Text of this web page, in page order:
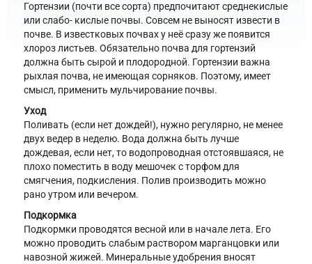
Гортензии (почти все сорта) предпочитают среднекислые
или слабо- кислые почвы. Совсем не выносят извести в
почве. В известковых почвах у неё сразу же появится
хлороз листьев. Обязательно почва для гортензий
должна быть сырой и плодородной. Гортензии важна
рыхлая почва, не имеющая сорняков. Поэтому, имеет
смысл, применить мульчирование почвы.
Уход
Поливать (если нет дождей!), нужно регулярно, не менее
двух ведер в неделю. Вода должна быть лучше
дождевая, если нет, то водопроводная отстоявшаяся, не
плохо поместить в воду мешочек с торфом для
смягчения, подкисления. Полив производить можно
рано утром или вечером.
Подкормка
Подкормки проводятся весной или в начале лета. Его
можно проводить слабым раствором марганцовки или
навозной жижей. Минеральные удобрения вносят